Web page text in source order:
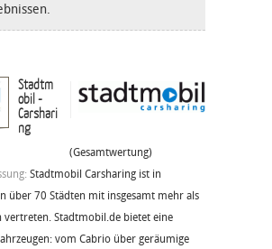
Stadtm
obil -
Carshari
ng
(Gesamtwertung)
Stadtmobil Carsharing ist in
über 70 Städten mit insgesamt mehr als
vertreten. Stadtmobil.de bietet eine
vom Cabrio über geräumige